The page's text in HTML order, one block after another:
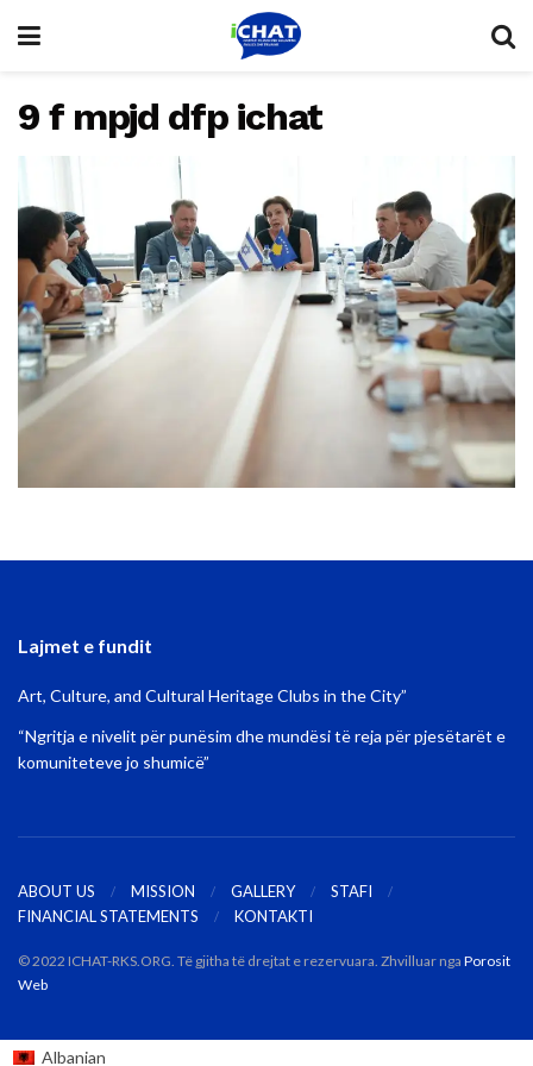
9 f mpjd dfp ichat
Lajmet e fundit
Art, Culture, and Cultural Heritage Clubs in the City”
“Ngritja e nivelit për punësim dhe mundësi të reja për pjesëtarët e
komuniteteve jo shumicë”
ABOUT US MISSION GALLERY
STAFI
FINANCIAL STATEMENTS
KONTAKTI
© 2022 ICHAT-RKS.ORG. Të gjitha të drejtat e rezervuara. Zhvilluar nga Porosit
Web
Albanian